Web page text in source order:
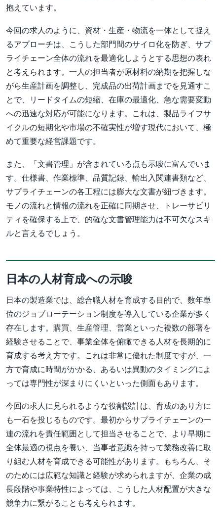
抱えています。
今回の求人のように、資材・生産・物流を一体として捉え
るアプローチは、こうした部門間のサイロ化を防ぎ、サプ
ライチェーン全体の流れを最適化しようとする思想の表れ
と考えられます。一人の担当者が原材料の納期を把握しな
がら生産計画を調整し、完成品の出荷計画までを見通すこ
とで、リードタイムの短縮、在庫の最適化、急な需要変動
への迅速な対応が可能になります。これは、製品ライフサ
イクルの短期化や市場の不確実性が増す現代において、極
めて重要な経営課題です。
また、「文書管理」が含まれている点も示唆に富んでいま
す。仕様書、作業標準、品質記録、輸出入関連書類など、
サプライチェーンの各工程には膨大な文書が紐づきます。
モノの流れと情報の流れを正確に同期させ、トレーサビリ
ティを確保する上で、的確な文書管理能力は不可欠なスキ
ルと言えるでしょう。
日本の人材育成への示唆
日本の製造業では、総合職人材を育成する目的で、数年単
位のジョブローテーション制度を導入している企業が多く
存在します。購買、生産管理、営業といった複数の部署を
経験させることで、事業全体を俯瞰できる人材を長期的に
育成する考え方です。これは非常に優れた制度ですが、一
方で育成に時間がかかる、あるいは異動のタイミングによ
っては専門性が深まりにくいといった側面もあります。
今回の求人に見られるような役割設計は、育成のあり方に
も一石を投じるものです。最初からサプライチェーンの一
連の流れを責任範囲として担当させることで、より早期に
全体最適の視点を養い、当事者意識を持って業務改善に取
り組む人材を育成できる可能性があります。もちろん、そ
のためには広範な知識と経験が求められますが、企業の成
長段階や事業特性によっては、こうした人材配置が大きな
競争力に繋がることも考えられます。